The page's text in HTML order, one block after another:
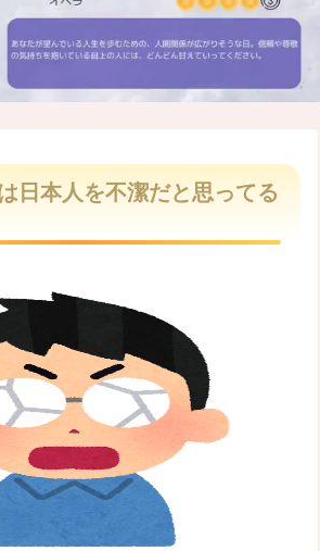
M
u
日本人を不潔だと思ってる